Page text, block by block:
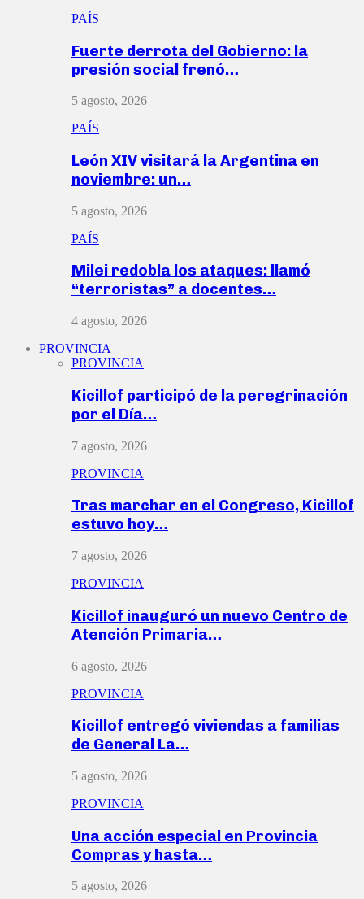
PAÍS
Fuerte derrota del Gobierno: la
presión social frenó…
5 agosto, 2026
PAÍS
León XIV visitará la Argentina en
noviembre: un…
5 agosto, 2026
PAÍS
Milei redobla los ataques: llamó
“terroristas” a docentes…
4 agosto, 2026
PROVINCIA
PROVINCIA
Kicillof participó de la peregrinación
por el Día…
7 agosto, 2026
PROVINCIA
Tras marchar en el Congreso, Kicillof
estuvo hoy…
7 agosto, 2026
PROVINCIA
Kicillof inauguró un nuevo Centro de
Atención Primaria…
6 agosto, 2026
PROVINCIA
Kicillof entregó viviendas a familias
de General La…
5 agosto, 2026
PROVINCIA
Una acción especial en Provincia
Compras y hasta…
5 agosto, 2026